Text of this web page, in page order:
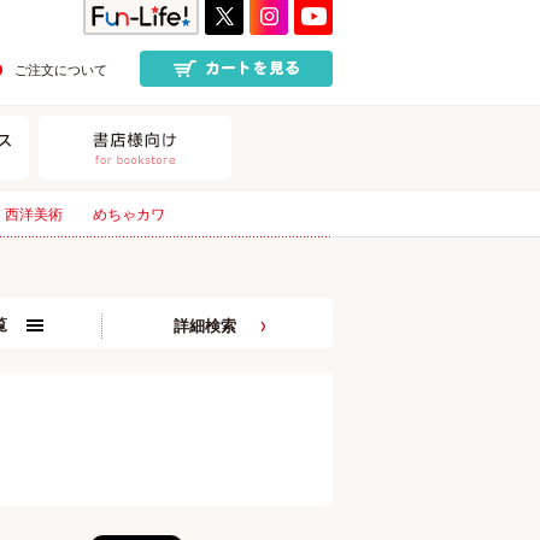
ご注文について
西洋美術 めちゃカワ
詳細検索